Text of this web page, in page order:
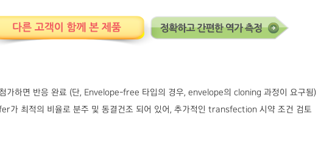
하면 반응 완료 (단, Envelope-free 타입의 경우, envelope의 cloning 과정이 요구됨)
최적의 비율로 분주 및 동결건조 되어 있어, 추가적인 transfection 시약 조건 검토